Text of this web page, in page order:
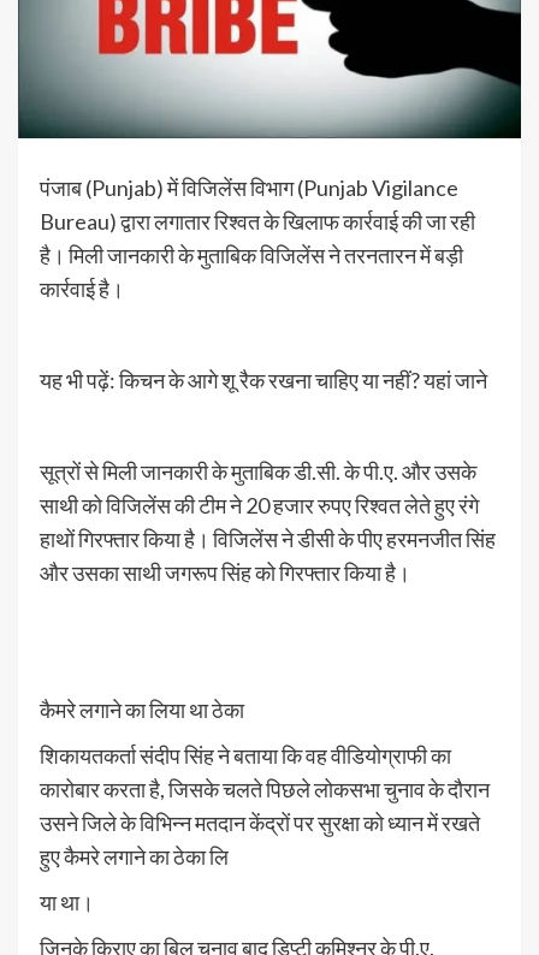
पंजाब (Punjab) में विजिलेंस विभाग (Punjab Vigilance
Bureau) द्वारा लगातार रिश्वत के खिलाफ कार्रवाई की जा रही
है। मिली जानकारी के मुताबिक विजिलेंस ने तरनतारन में बड़ी
कार्रवाई है।
यह भी पढ़ें: किचन के आगे शू रैक रखना चाहिए या नहीं? यहां जाने
सूत्रों से मिली जानकारी के मुताबिक डी.सी. के पी.ए. और उसके
साथी को विजिलेंस की टीम ने 20 हजार रुपए रिश्वत लेते हुए रंगे
हाथों गिरफ्तार किया है। विजिलेंस ने डीसी के पीए हरमनजीत सिंह
और उसका साथी जगरूप सिंह को गिरफ्तार किया है।
कैमरे लगाने का लिया था ठेका
शिकायतकर्ता संदीप सिंह ने बताया कि वह वीडियोग्राफी का
कारोबार करता है, जिसके चलते पिछले लोकसभा चुनाव के दौरान
उसने जिले के विभिन्न मतदान केंद्रों पर सुरक्षा को ध्यान में रखते
हुए कैमरे लगाने का ठेका लि
या था।
जिनके किराए का बिल चुनाव बाद डिप्टी कमिश्नर के पी.ए.